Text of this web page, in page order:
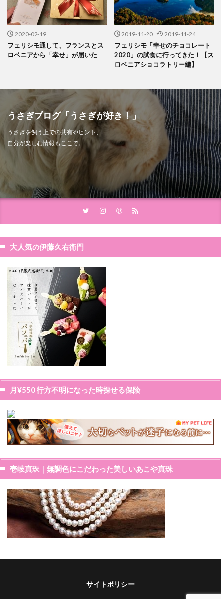
2020-02-19
フェリシモ通して、フランスとス
ロベニアから「幸せ」が届いた
2019-11-20 2019-11-24
フェリシモ「幸せのチョコレート
2020」の試食に行ってきた！【ス
ロベニアショコラトリー編】
うさぎブログ「うさぎが好き！」
うさぎを飼う上での共有やヒント、
自分が楽しむ情報もここで。
大人気の伊藤久右衛門
月¥550 行方不明になった時探せる保険
壱岐真珠｜無調色にこだわった美しいあこや真珠
サイトポリシー